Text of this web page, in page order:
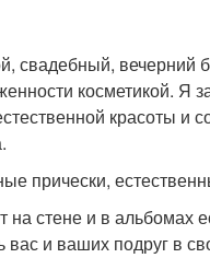
свадебный, вечерний
косметикой. Я
красоты и
прически,
на стене и в альбомах
вас и ваших подруг в